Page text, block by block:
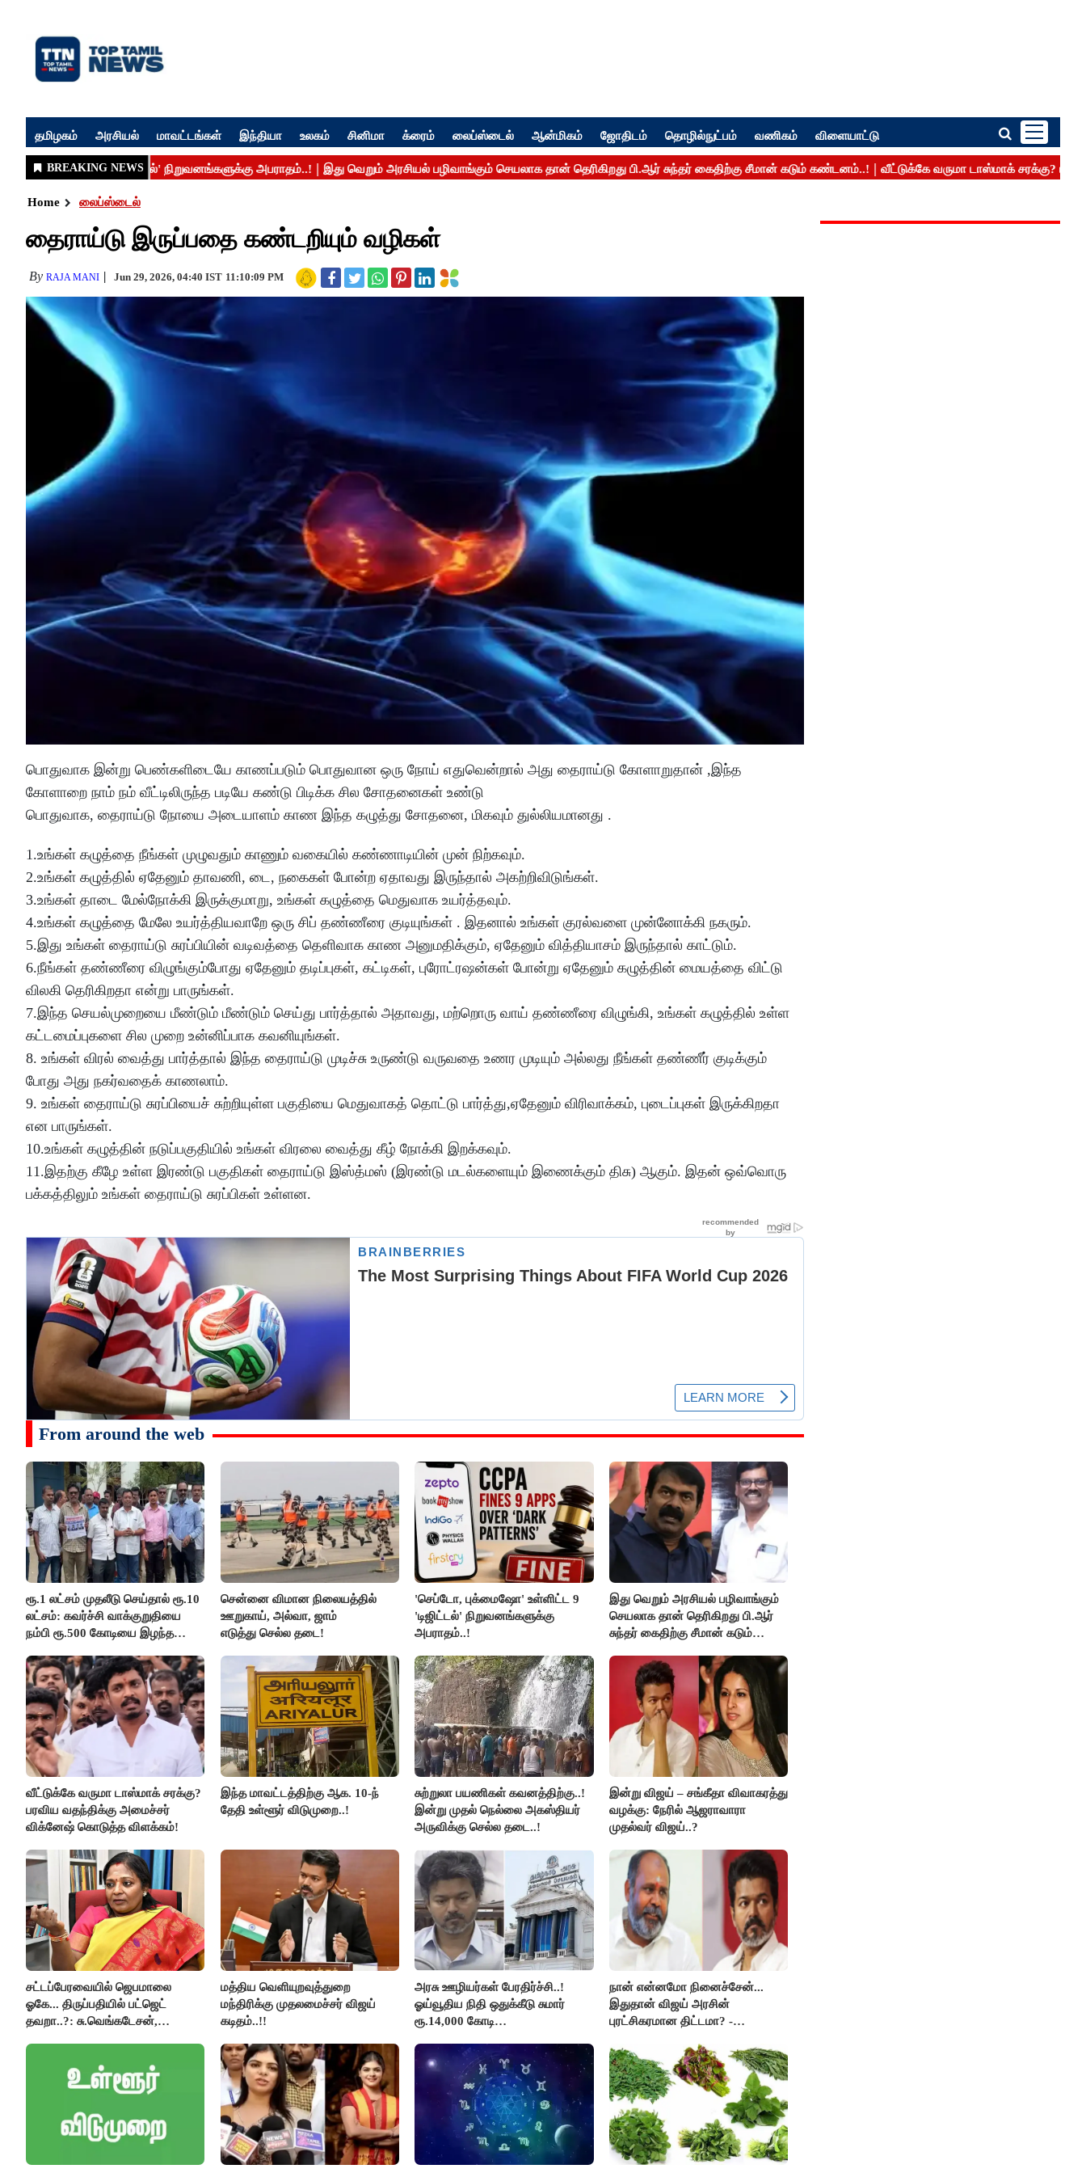
தமிழகம் அரசியல் மாவட்டங்கள் இந்தியா உலகம் சினிமா க்ரைம் லைப்ஸ்டைல் ஆன்மிகம் ஜோதிடம் தொழில்நுட்பம் வணிகம் விளையாட்டு
Home லைப்ஸ்டைல்
தைராய்டு இருப்பதை கண்டறியும் வழிகள்
By RAJA MANI Jun 29, 2026, 04:40 IST 11:10:09 PM
பொதுவாக இன்று பெண்களிடையே காணப்படும் பொதுவான ஒரு நோய் எதுவென்றால் அது தைராய்டு கோளாறுதான் ,இந்த
கோளாறை நாம் நம் வீட்டிலிருந்த படியே கண்டு பிடிக்க சில சோதனைகள் உண்டு
பொதுவாக, தைராய்டு நோயை அடையாளம் காண இந்த கழுத்து சோதனை, மிகவும் துல்லியமானது .
1.உங்கள் கழுத்தை நீங்கள் முழுவதும் காணும் வகையில் கண்ணாடியின் முன் நிற்கவும்.
2.உங்கள் கழுத்தில் ஏதேனும் தாவணி, டை, நகைகள் போன்ற ஏதாவது இருந்தால் அகற்றிவிடுங்கள்.
3.உங்கள் தாடை மேல்நோக்கி இருக்குமாறு, உங்கள் கழுத்தை மெதுவாக உயர்த்தவும்.
4.உங்கள் கழுத்தை மேலே உயர்த்தியவாறே ஒரு சிப் தண்ணீரை குடியுங்கள் . இதனால் உங்கள் குரல்வளை முன்னோக்கி நகரும்.
5.இது உங்கள் தைராய்டு சுரப்பியின் வடிவத்தை தெளிவாக காண அனுமதிக்கும், ஏதேனும் வித்தியாசம் இருந்தால் காட்டும்.
6.நீங்கள் தண்ணீரை விழுங்கும்போது ஏதேனும் தடிப்புகள், கட்டிகள், புரோட்ரஷன்கள் போன்று ஏதேனும் கழுத்தின் மையத்தை விட்டு
விலகி தெரிகிறதா என்று பாருங்கள்.
7.இந்த செயல்முறையை மீண்டும் மீண்டும் செய்து பார்த்தால் அதாவது, மற்றொரு வாய் தண்ணீரை விழுங்கி, உங்கள் கழுத்தில் உள்ள
கட்டமைப்புகளை சில முறை உன்னிப்பாக கவனியுங்கள்.
8. உங்கள் விரல் வைத்து பார்த்தால் இந்த தைராய்டு முடிச்சு உருண்டு வருவதை உணர முடியும் அல்லது நீங்கள் தண்ணீர் குடிக்கும்
போது அது நகர்வதைக் காணலாம்.
9. உங்கள் தைராய்டு சுரப்பியைச் சுற்றியுள்ள பகுதியை மெதுவாகத் தொட்டு பார்த்து,ஏதேனும் விரிவாக்கம், புடைப்புகள் இருக்கிறதா
என பாருங்கள்.
10.உங்கள் கழுத்தின் நடுப்பகுதியில் உங்கள் விரலை வைத்து கீழ் நோக்கி இறக்கவும்.
11.இதற்கு கீழே உள்ள இரண்டு பகுதிகள் தைராய்டு இஸ்த்மஸ் (இரண்டு மடல்களையும் இணைக்கும் திசு) ஆகும். இதன் ஒவ்வொரு
பக்கத்திலும் உங்கள் தைராய்டு சுரப்பிகள் உள்ளன.
From around the web
ரூ.1 லட்சம் முதலீடு செய்தால் ரூ.10
லட்சம்: கவர்ச்சி வாக்குறுதியை
நம்பி ரூ.500 கோடியை இழந்த
சென்னை விமான நிலையத்தில்
ஊறுகாய், அல்வா, ஜாம்
எடுத்து செல்ல தடை!
'செப்டோ, புக்மைஷோ' உள்ளிட்ட 9
'டிஜிட்டல்' நிறுவனங்களுக்கு
அபராதம்..!
இது வெறும் அரசியல் பழிவாங்கும்
செயலாக தான் தெரிகிறது பி.ஆர்
சுந்தர் கைதிற்கு சீமான் கடும்
வீட்டுக்கே வருமா டாஸ்மாக் சரக்கு?
பரவிய வதந்திக்கு அமைச்சர்
விக்னேஷ் கொடுத்த விளக்கம்!
இந்த மாவட்டத்திற்கு ஆக. 10-ந்
தேதி உள்ளூர் விடுமுறை..!
சுற்றுலா பயணிகள் கவனத்திற்கு..!
இன்று முதல் நெல்லை அகஸ்தியர்
அருவிக்கு செல்ல தடை..!
இன்று விஜய் – சங்கீதா விவாகரத்து
வழக்கு: நேரில் ஆஜராவாரா
முதல்வர் விஜய்..?
சட்டப்பேரவையில் ஜெபமாலை
ஓகே... திருப்பதியில் பட்ஜெட்
தவறா..?: சு.வெங்கடேசன்,
மத்திய வெளியுறவுத்துறை
மந்திரிக்கு முதலமைச்சர் விஜய்
கடிதம்..!!
அரசு ஊழியர்கள் பேரதிர்ச்சி..!
ஓய்வூதிய நிதி ஒதுக்கீடு சுமார்
ரூ.14,000 கோடி
நான் என்னமோ நினைச்சேன்...
இதுதான் விஜய் அரசின்
புரட்சிகரமான திட்டமா? -